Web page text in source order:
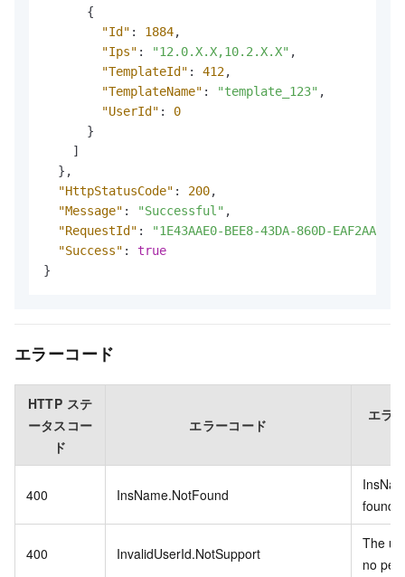
{
"Id" : 1884,
"Ips" : "12.0.X.X,10.2.X.X" ,
"TemplateId" : 412,
"TemplateName" : "template_123" ,
"UserId" :
0
}
]
} ,
"HttpStatusCode" : 200,
"Message" : "Successful" ,
"RequestId" :
"1E43AAE0-BEE8-43DA-860D-
"Success" :
true
}
エラーコード
HTTP ステ
ータスコー
ド
エラーコード
エラ
400 InsName.NotFound
found.
400 InvalidUserId.NotSupport
The
no